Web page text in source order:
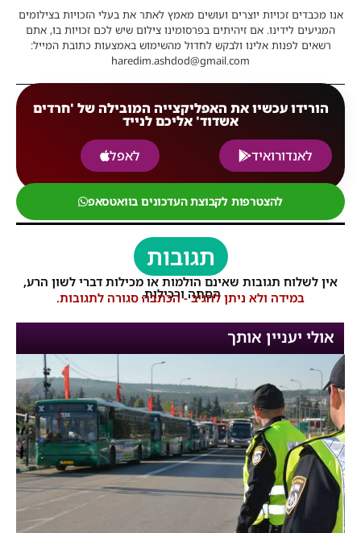
אנו מכבדים זכויות יוצרים ועושים מאמץ לאתר את בעלי הזכויות בצילומים
המגיעים לידינו. אם זיהיתים בפרסומינו צילום שיש לכם זכויות בו, אתם
רשאים לפנות אלינו ולבקש לחדול מהשימוש באמצעות כתובת המייל:
haredim.ashdod@gmail.com
הורידו עכשיו את האפליקצייה המובילה של 'חרדים
אשדוד' אליכם לנייד
לאנדורואיד
לאפל
להצטרפות לקבוצת העדכונים בוואטסאפ
תגובות
אין לשלוח תגובות שאינם הולמות או מכילות דברי לשון הרע,
הסתה ורכילות.
במידה ולא ניתן להגיב - הכתבה סגורה לתגובות.
אולי יעניין אותך